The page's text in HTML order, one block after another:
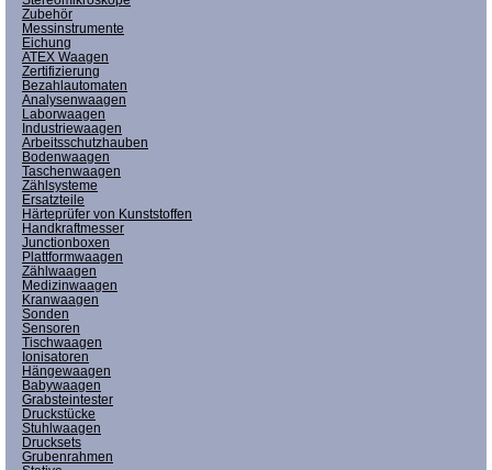
Zubehör
Messinstrumente
Eichung
ATEX Waagen
Zertifizierung
Bezahlautomaten
Analysenwaagen
Laborwaagen
Industriewaagen
Arbeitsschutzhauben
Bodenwaagen
Taschenwaagen
Zählsysteme
Ersatzteile
Härteprüfer von Kunststoffen
Handkraftmesser
Junctionboxen
Plattformwaagen
Zählwaagen
Medizinwaagen
Kranwaagen
Sonden
Sensoren
Tischwaagen
Ionisatoren
Hängewaagen
Babywaagen
Grabsteintester
Druckstücke
Stuhlwaagen
Drucksets
Grubenrahmen